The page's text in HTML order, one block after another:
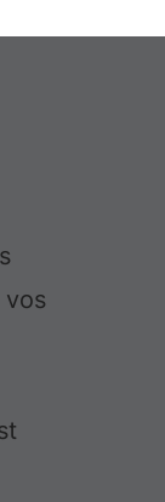
vos